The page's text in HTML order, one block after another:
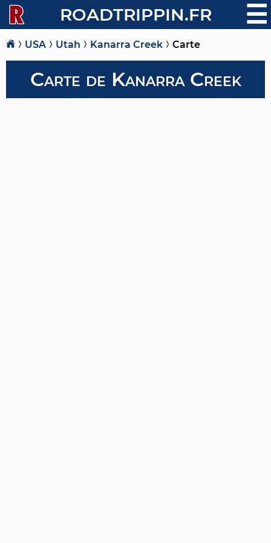
ROADTRIPPIN.FR ☰
USA Utah Kanarra Creek Carte
Carte de Kanarra Creek